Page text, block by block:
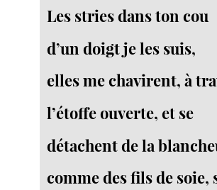
Les stries dans ton cou
d’un doigt je les suis,
elles me chavirent, à
l’étoffe ouverte, et se
détachent de la
comme des fils de soie,